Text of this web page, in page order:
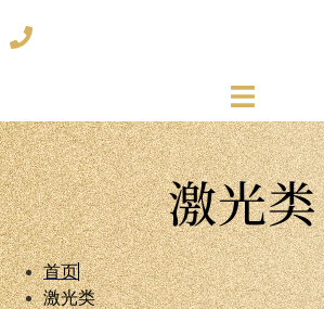
激光类
首页
激光类